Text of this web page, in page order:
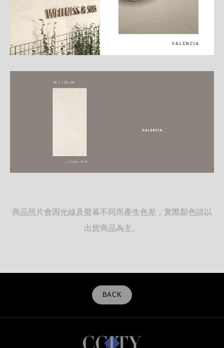
商品照片會因光線及螢幕不同而產生色差，實際顏色請以
出貨商品為主。
BACK